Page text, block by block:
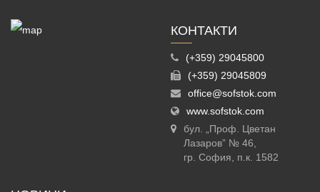
КОНТАКТИ
(+359) 29045800
(+359) 29045809
office@sofstok.com
www.sofstok.com
бул. „Проф. Цветан
Лазаров” № 46,
гр. София, п.к. 1582